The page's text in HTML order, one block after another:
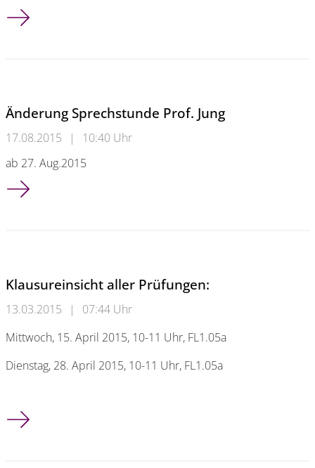
Sprechstunde am 10.9.15 entfällt
Änderung Sprechstunde Prof. Jung
17.08.2015 |
10:40 Uhr
ab 27. Aug.2015
Änderung Sprechstunde Prof. Jung
Klausureinsicht aller Prüfungen:
13.03.2015 |
07:44 Uhr
Mittwoch, 15. April 2015, 10-11 Uhr, FL1.05a
Dienstag, 28. April 2015, 10-11 Uhr, FL1.05a
Klausureinsicht aller Prüfungen: